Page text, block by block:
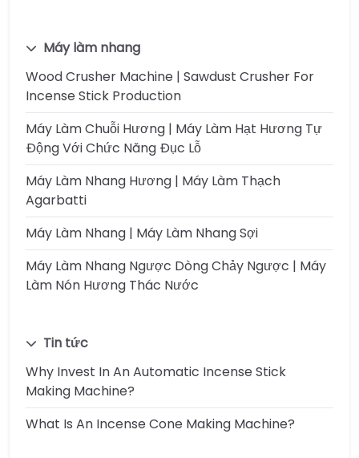
Máy làm nhang
Wood Crusher Machine | Sawdust Crusher For
Incense Stick Production
Máy Làm Chuỗi Hương | Máy Làm Hạt Hương Tự
Động Với Chức Năng Đục Lỗ
Máy Làm Nhang Hương | Máy Làm Thạch
Agarbatti
Máy Làm Nhang | Máy Làm Nhang Sợi
Máy Làm Nhang Ngược Dòng Chảy Ngược | Máy
Làm Nón Hương Thác Nước
Tin tức
Why Invest In An Automatic Incense Stick
Making Machine?
What Is An Incense Cone Making Machine?